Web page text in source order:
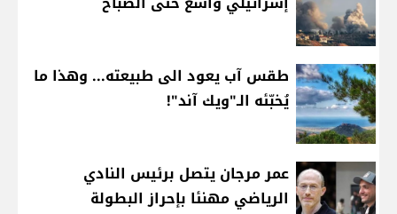
طقس آب يعود الى طبيعته... وهذا ما
يُخبّئه الـ"ويك آند"!
عمر مرجان يتصل برئيس النادي
الرياضي مهنئا بإحراز البطولة